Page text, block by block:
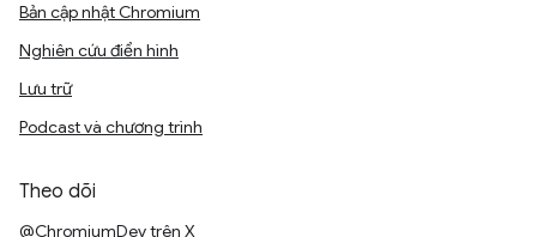
Bản cập nhật Chromium
Nghiên cứu điển hình
Lưu trữ
Podcast và chương trình
Theo dõi
@ChromiumDev trên X